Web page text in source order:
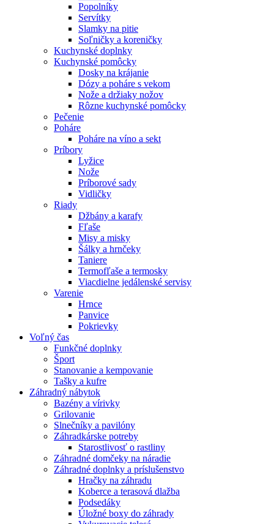
Popolníky
Servítky
Slamky na pitie
Soľničky a koreničky
Kuchynské doplnky
Kuchynské pomôcky
Dosky na krájanie
Dózy a poháre s vekom
Nože a držiaky nožov
Rôzne kuchynské pomôcky
Pečenie
Poháre
Poháre na víno a sekt
Príbory
Lyžice
Nože
Príborové sady
Vidličky
Riady
Džbány a karafy
Fľaše
Misy a misky
Šálky a hrnčeky
Taniere
Termofľaše a termosky
Viacdielne jedálenské servisy
Varenie
Hrnce
Panvice
Pokrievky
Voľný čas
Funkčné doplnky
Šport
Stanovanie a kempovanie
Tašky a kufre
Záhradný nábytok
Bazény a vírivky
Grilovanie
Slnečníky a pavilóny
Záhradkárske potreby
Starostlivosť o rastliny
Záhradné domčeky na náradie
Záhradné doplnky a príslušenstvo
Hračky na záhradu
Koberce a terasová dlažba
Podsedáky
Úložné boxy do záhrady